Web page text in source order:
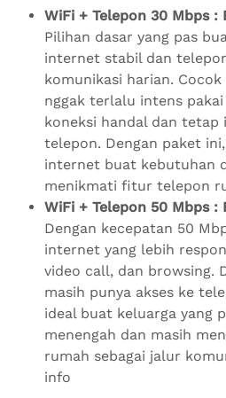
WiFi + Telepon 30 Mbps :
Pilihan dasar yang pas
internet stabil dan
komunikasi harian.
nggak terlalu intens
koneksi handal dan
telepon. Dengan paket
internet buat kebutuhan
menikmati fitur telepon
WiFi + Telepon 50 Mbps :
Dengan kecepatan 50
internet yang lebih
video call, dan browsing.
masih punya akses ke
ideal buat keluarga yang
menengah dan masih
rumah sebagai jalur
info